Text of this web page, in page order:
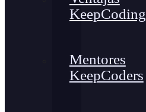
KeepCoding
Mentores
KeepCoders